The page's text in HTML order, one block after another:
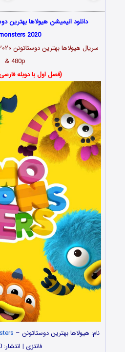
دانلود انیمیشن هیولاها بهترین
2020
& 480p
(فصل اول با دوبله
نام: هیولاها بهترین دوستاتونن –
فانتزی | انتشار: 2020